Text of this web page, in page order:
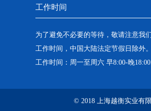
工作时间
为了避免不必要的等待，敬请注意我
工作时间，中国大陆法定节假日除外。
工作时间：周一至周六 早8:00-晚
© 2018 上海越衡实业有